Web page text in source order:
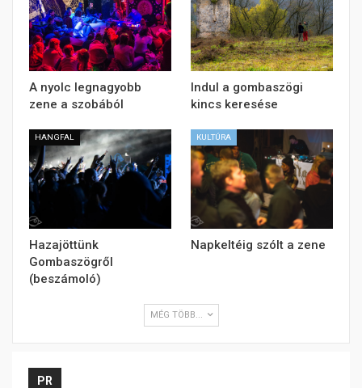
A nyolc legnagyobb
zene a szobából
Indul a gombaszögi
kincs keresése
HANGFAL
Hazajöttünk
Gombaszögről
(beszámoló)
KULTÚRA
Napkeltéig szólt a zene
MÉG TÖBB...
PR